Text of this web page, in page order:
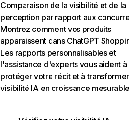
Comparaison de la visibilité et de la
perception par rapport aux
Montrez comment vos produits
apparaissent dans ChatGPT
Les rapports personnalisables et
l'assistance d'experts vous aident à
protéger votre récit et à
visibilité IA en croissance